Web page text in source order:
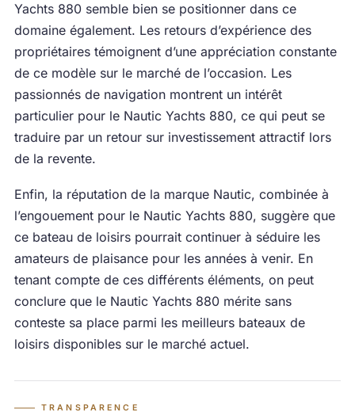
Yachts 880 semble bien se positionner dans ce
domaine également. Les retours d’expérience des
propriétaires témoignent d’une appréciation constante
de ce modèle sur le marché de l’occasion. Les
passionnés de navigation montrent un intérêt
particulier pour le Nautic Yachts 880, ce qui peut se
traduire par un retour sur investissement attractif lors
de la revente.
Enfin, la réputation de la marque Nautic, combinée à
l’engouement pour le Nautic Yachts 880, suggère que
ce bateau de loisirs pourrait continuer à séduire les
amateurs de plaisance pour les années à venir. En
tenant compte de ces différents éléments, on peut
conclure que le Nautic Yachts 880 mérite sans
conteste sa place parmi les meilleurs bateaux de
loisirs disponibles sur le marché actuel.
TRANSPARENCE